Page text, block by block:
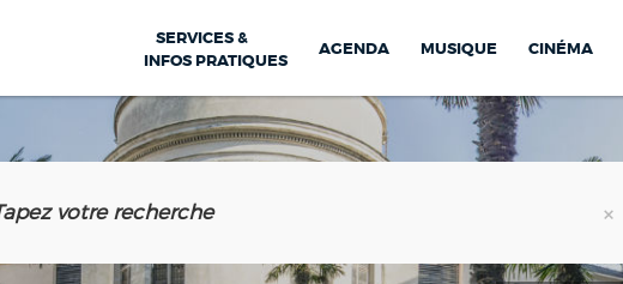
SERVICES &
INFOS PRATIQUES
AGENDA MUSIQUE CINÉMA